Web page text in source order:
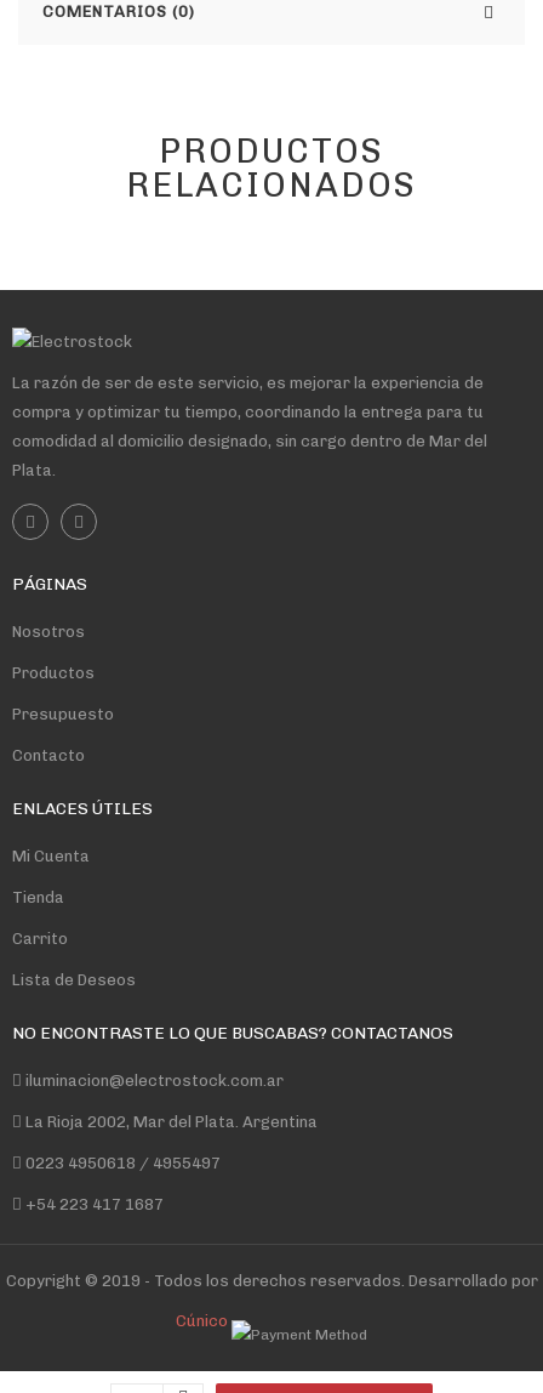
COMENTARIOS (0)
PRODUCTOS
RELACIONADOS
La razón de ser de este servicio, es mejorar la experiencia de
compra y optimizar tu tiempo, coordinando la entrega para tu
comodidad al domicilio designado, sin cargo dentro de Mar del
Plata.
PÁGINAS
Nosotros
Productos
Presupuesto
Contacto
ENLACES ÚTILES
Mi Cuenta
Tienda
Carrito
Lista de Deseos
NO ENCONTRASTE LO QUE BUSCABAS? CONTACTANOS
iluminacion@electrostock.com.ar
La Rioja 2002, Mar del Plata. Argentina
0223 4950618 / 4955497
+54 223 417 1687
Copyright © 2019 - Todos los derechos reservados. Desarrollado por
Cúnico